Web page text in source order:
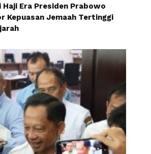
Era Presiden Prabowo
Kepuasan Jemaah Tertinggi